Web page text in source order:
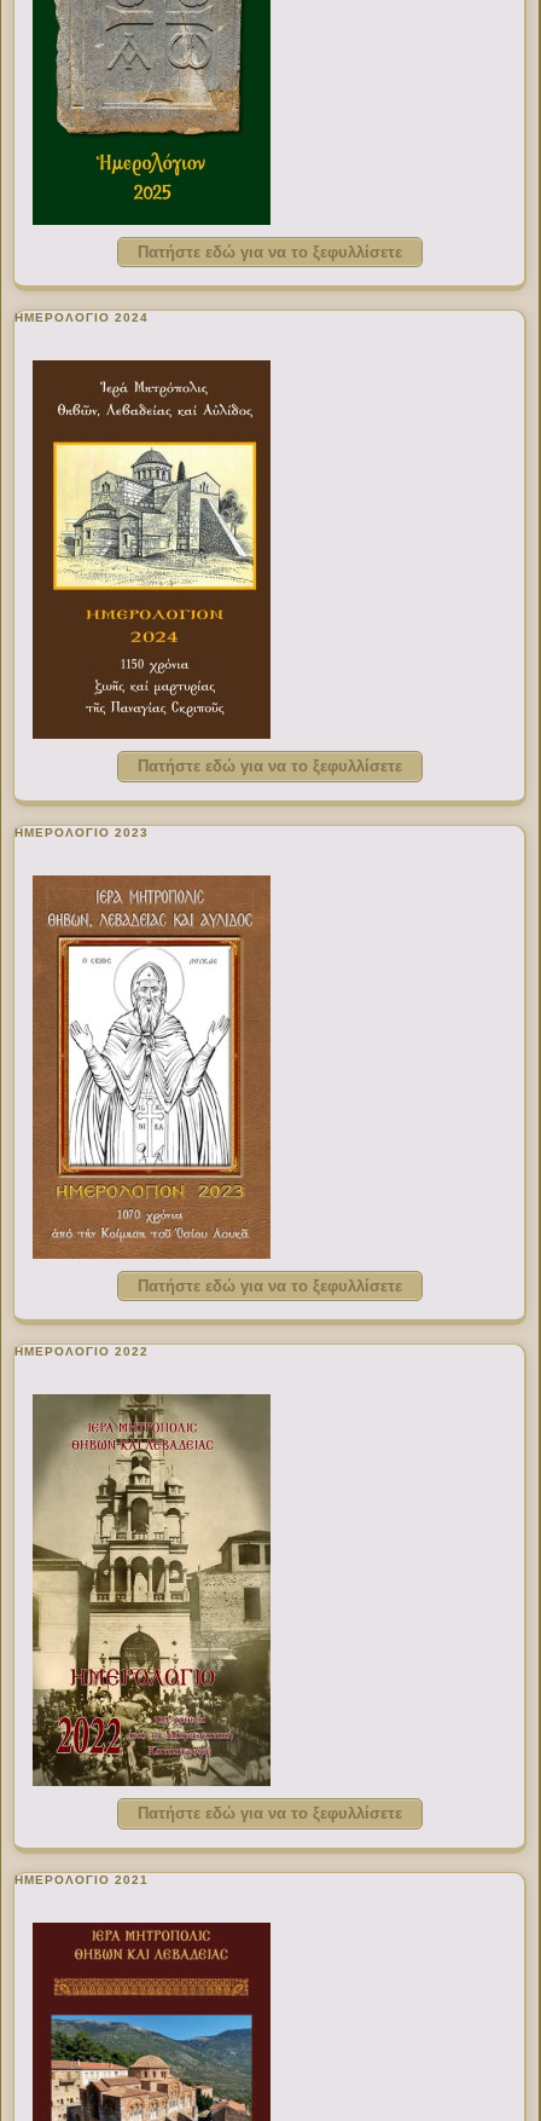
Πατήστε εδώ για να το ξεφυλλίσετε
ΗΜΕΡΟΛΟΓΙΟ 2024
Πατήστε εδώ για να το ξεφυλλίσετε
ΗΜΕΡΟΛΟΓΙΟ 2023
Πατήστε εδώ για να το ξεφυλλίσετε
ΗΜΕΡΟΛΟΓΙΟ 2022
Πατήστε εδώ για να το ξεφυλλίσετε
ΗΜΕΡΟΛΟΓΙΟ 2021